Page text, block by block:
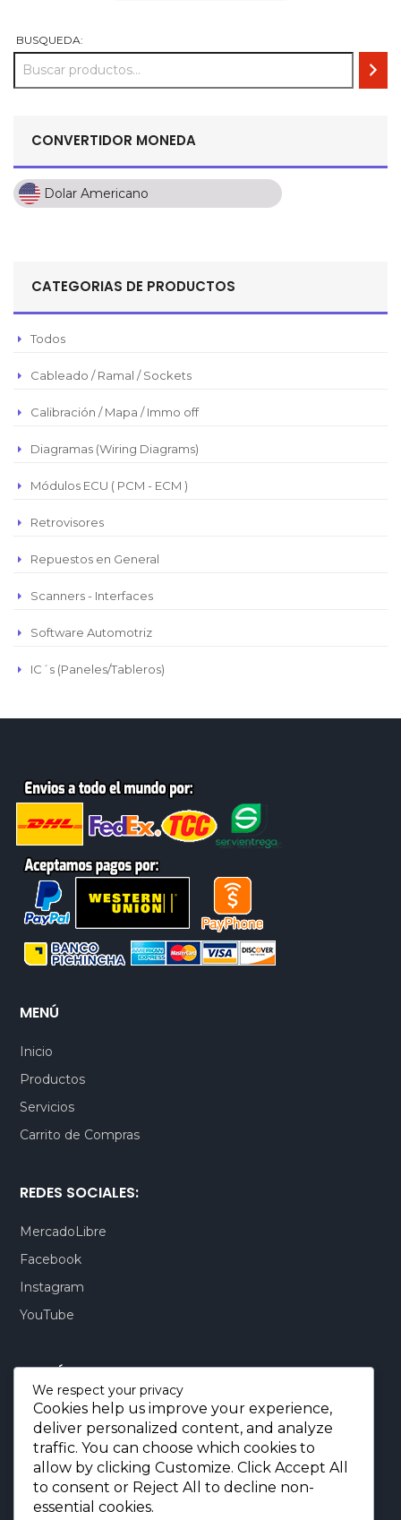
BUSQUEDA:
CONVERTIDOR MONEDA
Dolar Americano
Dolar Americano
Pesos Mexicanos
Euro
Real Brasilero
CATEGORIAS DE PRODUCTOS
Todos
Cableado / Ramal / Sockets
Calibración / Mapa / Immo off
Diagramas (Wiring Diagrams)
Módulos ECU ( PCM - ECM )
Retrovisores
Repuestos en General
Scanners - Interfaces
Software Automotriz
IC´s (Paneles/Tableros)
MENÚ
Inicio
Productos
Servicios
Carrito de Compras
REDES SOCIALES:
MercadoLibre
Facebook
Instagram
YouTube
CONTÁCTENOS:
Quito-Ecuador:+593 99 803 7777
Llamadas: +593 99 803 7777
Miami-USA: +1 (872) 295 6069
E-mail.:info@borjaimportaciones.com
We respect your privacy
Cookies help us improve your experience,
deliver personalized content, and analyze
traffic. You can choose which cookies to
allow by clicking Customize. Click Accept All
to consent or Reject All
to decline non-
essential cookies.